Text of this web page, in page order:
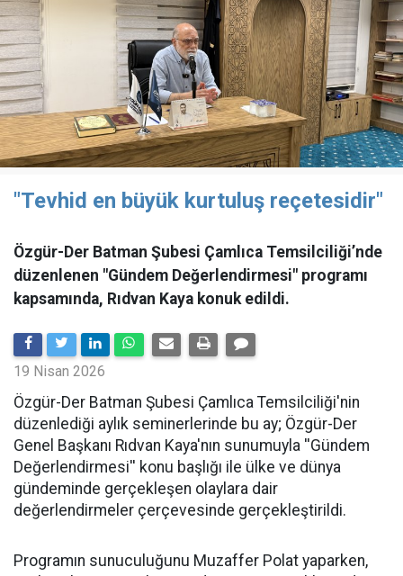
"Tevhid en büyük kurtuluş reçetesidir"
Özgür-Der Batman Şubesi Çamlıca Temsilciliği’nde
düzenlenen "Gündem Değerlendirmesi" programı
kapsamında, Rıdvan Kaya konuk edildi.
19 Nisan 2026
​Özgür-Der Batman Şubesi Çamlıca Temsilciliği'nin
düzenlediği aylık seminerlerinde bu ay; Özgür-Der
Genel Başkanı Rıdvan Kaya'nın sunumuyla ''Gündem
Değerlendirmesi'' konu başlığı ile ülke ve dünya
gündeminde gerçekleşen olaylara dair
değerlendirmeler çerçevesinde gerçekleştirildi.
Programın sunuculuğunu Muzaffer Polat yaparken,